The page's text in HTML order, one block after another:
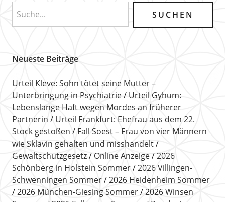
Neueste Beiträge
Urteil Kleve: Sohn tötet seine Mutter –
Unterbringung in Psychiatrie
Urteil Gyhum:
Lebenslange Haft wegen Mordes an früherer
Partnerin
Urteil Frankfurt: Ehefrau aus dem 22.
Stock gestoßen
Fall Soest – Frau von vier Männern
wie Sklavin gehalten und misshandelt
Gewaltschutzgesetz
Online Anzeige
2026
Schönberg in Holstein Sommer
2026 Villingen-
Schwenningen Sommer
2026 Heidenheim Sommer
2026 München-Giesing Sommer
2026 Winsen